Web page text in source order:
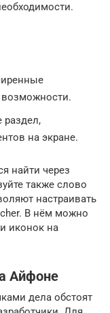
раздел,
на экране.
найти через
также слово
настраивать
В нём можно
иконок на
Айфоне
дела обстоят